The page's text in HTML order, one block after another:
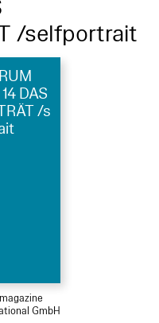
/selfportrait
DAS
/s
GmbH